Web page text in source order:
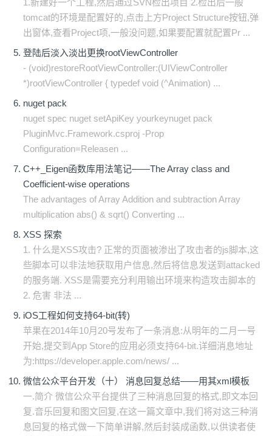
1.新建好一个工程,然后通过SVN检出项目 2.检出后一般
tomcat的环境是配置好的,点击上方Project Structure按钮,弹
出窗体,查看Project项,一般没问题,如果要配置就配置Pr ...
登陆后淡入淡出更换rootViewController
- (void)restoreRootViewController:(UIViewController
*)rootViewController { typedef void (^Animation) ...
nuget pack
nuget spec nuget setApiKey yourkeynuget pack
PluginMvc.Framework.csproj -Prop
Configuration=Releasen ...
C++_Eigen函数库用法笔记——The Array class and
Coefficient-wise operations
The advantages of Array Addition and subtraction Array
multiplication abs() & sqrt() Converting ...
XSS 探索
1. 什么是XSS攻击? 正常的页面被渗出了攻击者的js脚本,这
些脚本可以非法地获取用户信息,然后将信息发送到attacked
的服务端. XSS是需要充分利用输出环境来构造攻击脚本的
2. 危害 非法 ...
iOS工程如何支持64-bit(转)
苹果在2014年10月20号发布了一条消息:从明年的二月一号
开始,提交到App Store的应用必须支持64-bit.详细消息地址
为:https://developer.apple.com/news/ ...
微信公众平台开发（十） 消息回复总结——用其xml模板
一.简介 微信公众平台提供了三种消息回复的格式,即文本回
复.音乐回复和图文回复,在这一篇文章中,我们将对这三种消
息回复的格式做一下简单讲解,然后封装成函数,以供读者使